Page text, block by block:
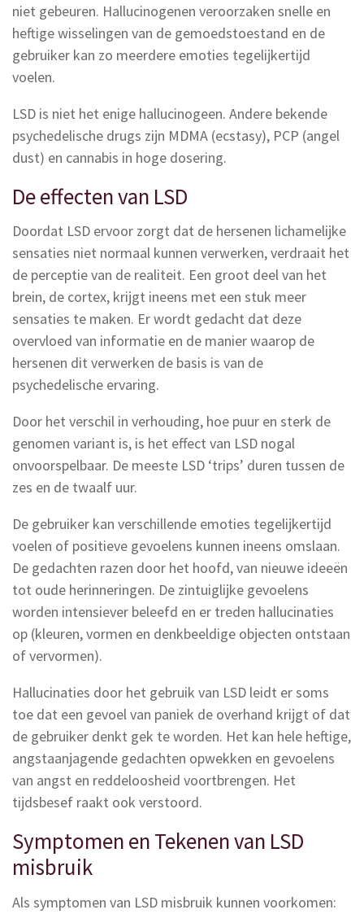
niet gebeuren. Hallucinogenen veroorzaken snelle en
heftige wisselingen van de gemoedstoestand en de
gebruiker kan zo meerdere emoties tegelijkertijd
voelen.
LSD is niet het enige hallucinogeen. Andere bekende
psychedelische drugs zijn MDMA (ecstasy), PCP (angel
dust) en cannabis in hoge dosering.
De effecten van LSD
Doordat LSD ervoor zorgt dat de hersenen lichamelijke
sensaties niet normaal kunnen verwerken, verdraait het
de perceptie van de realiteit. Een groot deel van het
brein, de cortex, krijgt ineens met een stuk meer
sensaties te maken. Er wordt gedacht dat deze
overvloed van informatie en de manier waarop de
hersenen dit verwerken de basis is van de
psychedelische ervaring.
Door het verschil in verhouding, hoe puur en sterk de
genomen variant is, is het effect van LSD nogal
onvoorspelbaar. De meeste LSD ‘trips’ duren tussen de
zes en de twaalf uur.
De gebruiker kan verschillende emoties tegelijkertijd
voelen of positieve gevoelens kunnen ineens omslaan.
De gedachten razen door het hoofd, van nieuwe ideeën
tot oude herinneringen. De zintuiglijke gevoelens
worden intensiever beleefd en er treden hallucinaties
op (kleuren, vormen en denkbeeldige objecten ontstaan
of vervormen).
Hallucinaties door het gebruik van LSD leidt er soms
toe dat een gevoel van paniek de overhand krijgt of dat
de gebruiker denkt gek te worden. Het kan hele heftige,
angstaanjagende gedachten opwekken en gevoelens
van angst en reddeloosheid voortbrengen. Het
tijdsbesef raakt ook verstoord.
Symptomen en Tekenen van LSD
misbruik
Als symptomen van LSD misbruik kunnen voorkomen: